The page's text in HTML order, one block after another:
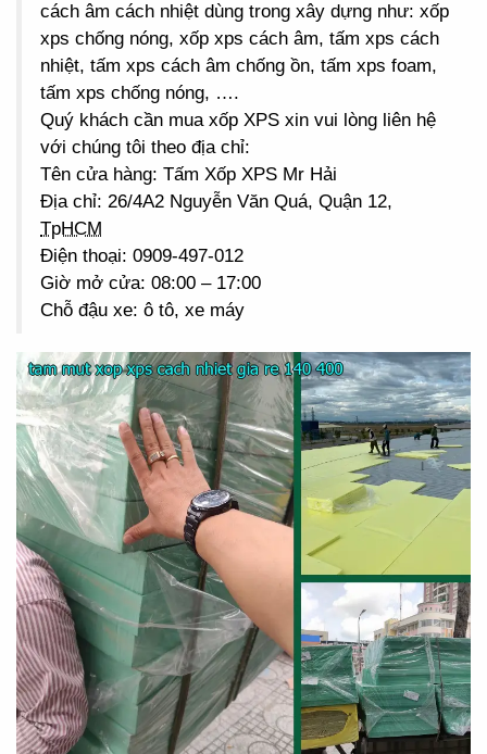
cách âm cách nhiệt dùng trong xây dựng như: xốp
xps chống nóng, xốp xps cách âm, tấm xps cách
nhiệt, tấm xps cách âm chống ồn, tấm xps foam,
tấm xps chống nóng, ….
Quý khách cần mua xốp XPS xin vui lòng liên hệ
với chúng tôi theo địa chỉ:
Tên cửa hàng: Tấm Xốp XPS Mr Hải
Địa chỉ: 26/4A2 Nguyễn Văn Quá, Quận 12,
TpHCM
Điện thoại: 0909-497-012
Giờ mở cửa: 08:00 – 17:00
Chỗ đậu xe: ô tô, xe máy